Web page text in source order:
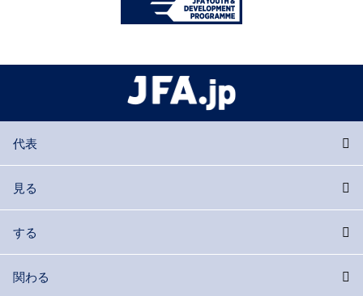
代表
見る
する
関わる